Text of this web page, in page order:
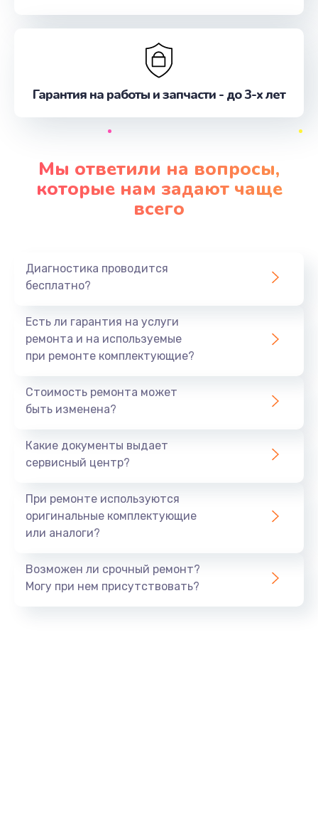
Гарантия на работы и запчасти - до 3-х лет
Мы ответили на вопросы,
которые нам задают чаще
всего
Диагностика проводится
бесплатно?
Есть ли гарантия на услуги
ремонта и на используемые
при ремонте комплектующие?
Стоимость ремонта может
быть изменена?
Какие документы выдает
сервисный центр?
При ремонте используются
оригинальные комплектующие
или аналоги?
Возможен ли срочный ремонт?
Могу при нем присутствовать?